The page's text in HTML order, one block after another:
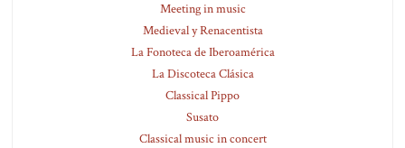
Meeting in music
Medieval y Renacentista
La Fonoteca de Iberoamérica
La Discoteca Clásica
Classical Pippo
Susato
Classical music in concert